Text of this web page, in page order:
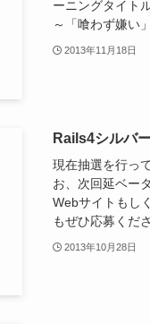
ーニングタイト
～「喰わず嫌い
2013年11月18日
Rails4シルバ
現在抽選を行っ
お、次回延ベー
Webサイトもし
もぜひ応募くだ
2013年10月28日